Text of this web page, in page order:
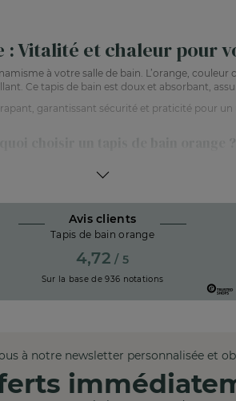
: Vitalité et chaleur pour
à votre salle de bain. L’orange,
Ce tapis de bain est doux et absorbant,
garantissant sécurité et praticité pour un
votre salle de bain avec un tapis
tapis de bain orange pour une salle de bain
Avis clients
Tapis de bain orange
4,72 / 5
Sur la base de936 notations
à notre newsletter personnalisée et